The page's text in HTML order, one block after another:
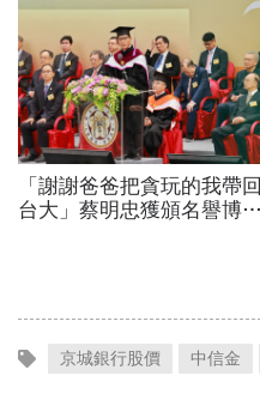
「謝謝爸爸把貪玩的我帶回
台大」蔡明忠獲頒名譽博
京城銀行股價 中信金